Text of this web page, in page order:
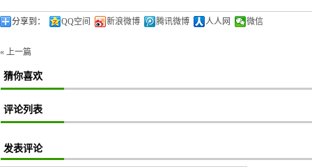
分享到： QQ空间 新浪微博 腾讯微博 人人网 微信
« 上一篇
猜你喜欢
评论列表
发表评论